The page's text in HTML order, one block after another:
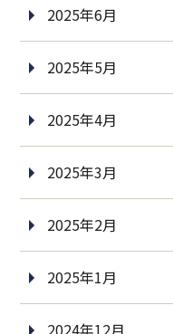
2025年6月
2025年5月
2025年4月
2025年3月
2025年2月
2025年1月
2024年12月